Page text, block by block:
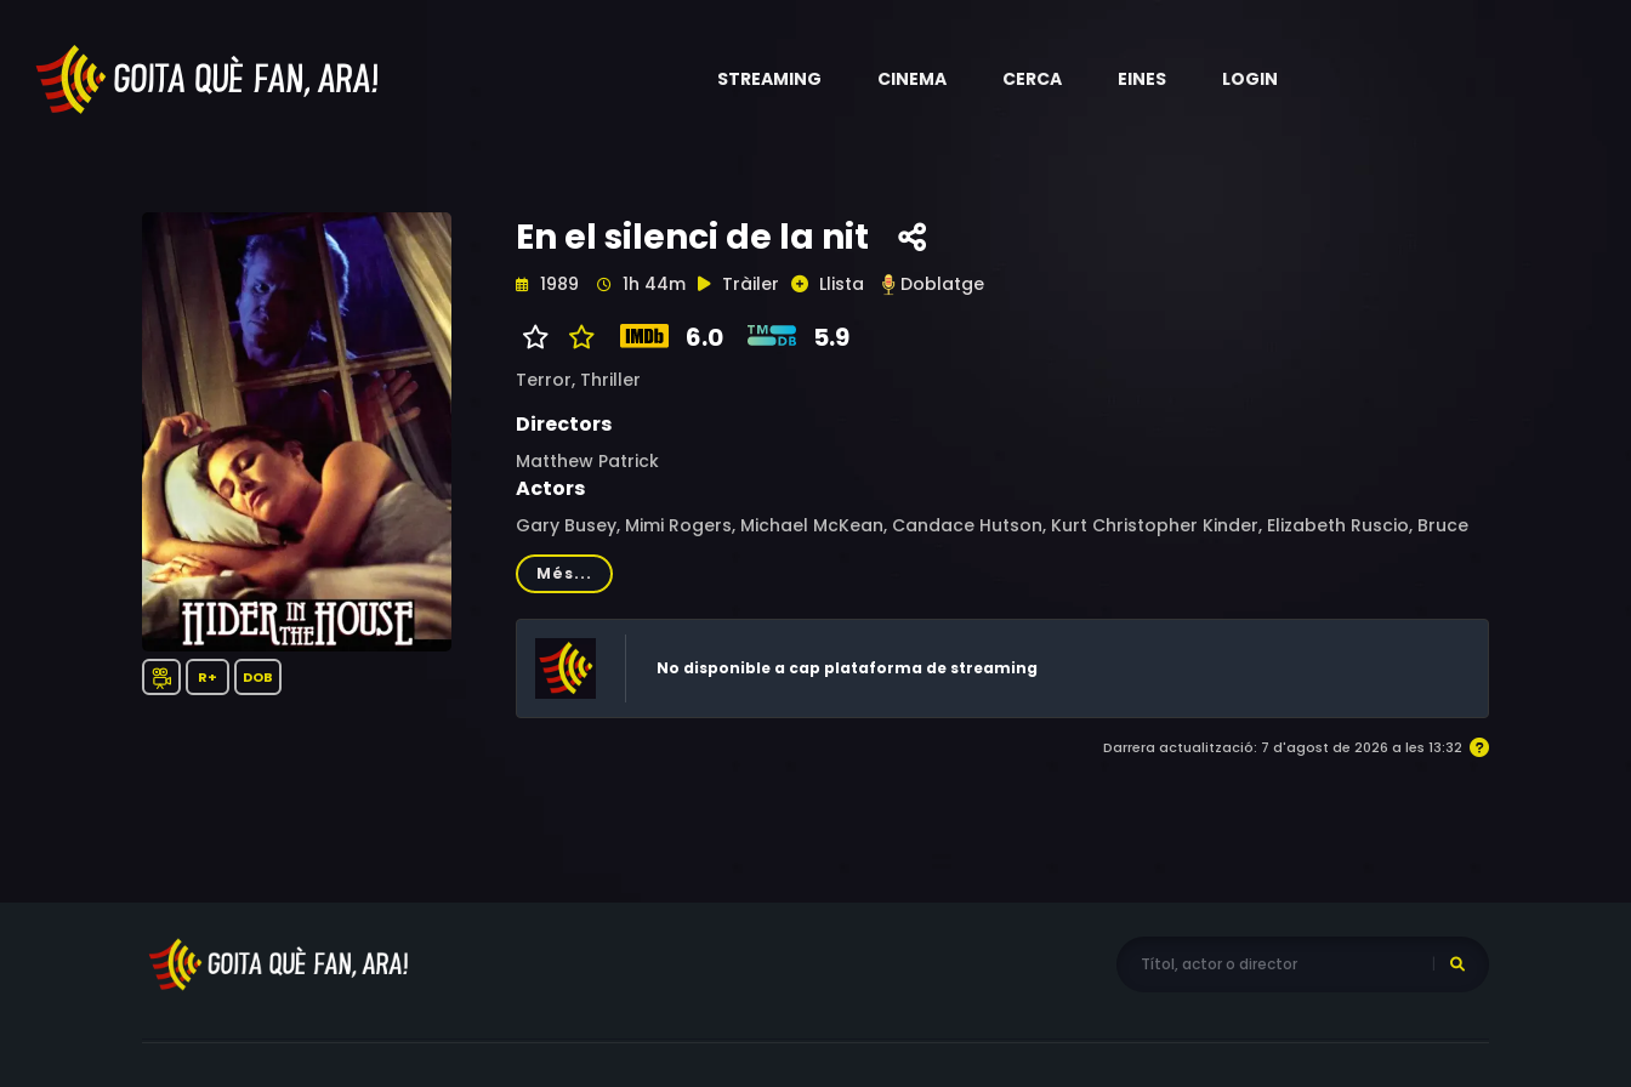
STREAMING CINEMA CERCA EINES LOGIN
R+ DOB
En el silenci de la nit
1989 1h 44m Tràiler Llista Doblatge
6.0 5.9
Terror, Thriller
Directors
Matthew Patrick
Actors
Gary Busey, Mimi Rogers, Michael McKean, Candace Hutson, Kurt Christopher Kinder, Elizabeth Ruscio, Bruce
Glover, Leonard Termo, Peter Henry Schroeder, Chuck Lafont, Johnny Green, Bob Neill, Carole King, Jake
Busey, Ryan Sheridan, Martin Goslins, Rebekka Armstrong, John Del Regno, James C. Lewis, Christopher Cory,
Russell Bobbitt, Michael Childers, Brian Krutoff, Michael Cutt
Més...
No disponible a cap plataforma de streaming
Darrera actualització: 7 d'agost de 2026 a les 13:32